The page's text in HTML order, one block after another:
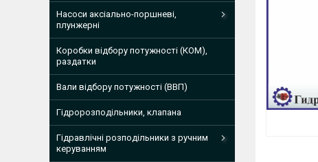
Насоси аксіально-поршневі,
плунжерні
Коробки відбору потужності (КОМ),
раздатки
Вали відбору потужності (ВВП)
Гідророзподільники, клапана
Гідравлічні розподільники з ручним
керуванням